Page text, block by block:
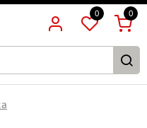
0 0